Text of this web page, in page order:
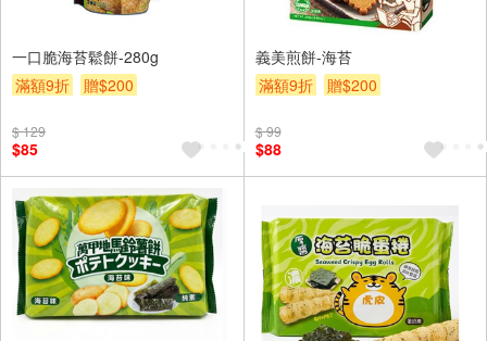
一口脆海苔鬆餅-280g
滿額9折
贈$200
$ 129
$85
義美煎餅-海苔
滿額9折
贈$200
$ 99
$88